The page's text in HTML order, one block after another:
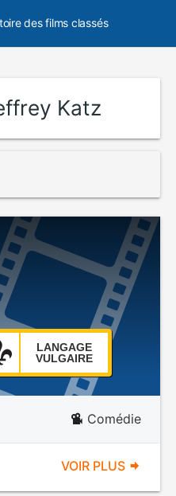
des films classés
Katz
LANGAGE
VULGAIRE
Comédie
VOIR PLUS